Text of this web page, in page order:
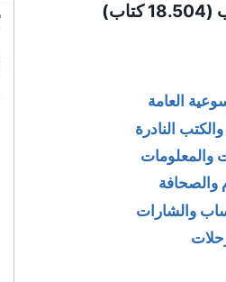
العامة
النادرة
والمعلومات
والصحافة
والشارات